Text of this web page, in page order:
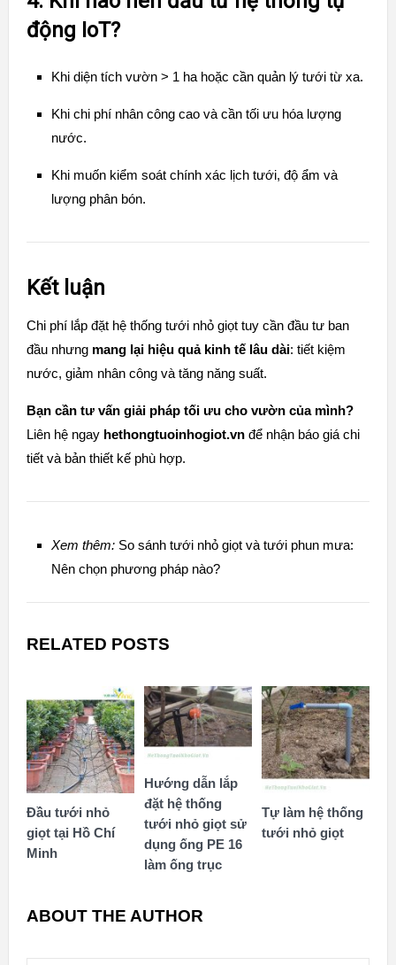
động IoT?
Khi diện tích vườn > 1 ha hoặc cần quản lý tưới từ xa.
Khi chi phí nhân công cao và cần tối ưu hóa lượng
nước.
Khi muốn kiểm soát chính xác lịch tưới, độ ẩm và
lượng phân bón.
Kết luận
Chi phí lắp đặt hệ thống tưới nhỏ giọt tuy cần đầu tư ban
đầu nhưng mang lại hiệu quả kinh tế lâu dài: tiết kiệm
nước, giảm nhân công và tăng năng suất.
Bạn cần tư vấn giải pháp tối ưu cho vườn của mình?
Liên hệ ngay hethongtuoinhogiot.vnđể nhận báo giá chi
tiết và bản thiết kế phù hợp.
Xem thêm: So sánh tưới nhỏ giọt và tưới phun mưa:
Nên chọn phương pháp nào?
RELATED POSTS
Đầu tưới nhỏ
giọt tại Hồ Chí
Minh
Hướng dẫn lắp
đặt hệ thống
tưới nhỏ giọt sử
dụng ống PE 16
làm ống trục
Tự làm hệ thống
tưới nhỏ giọt
ABOUT THE AUTHOR